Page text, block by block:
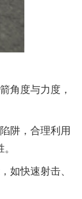
度与力度，
阱，合理利用
快速射击、